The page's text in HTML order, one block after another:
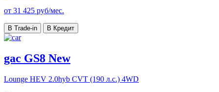
от 31 425 руб/мес.
В Trade-in В Кредит
gac GS8 New
Lounge HEV 2.0hyb CVT (190 л.с.) 4WD